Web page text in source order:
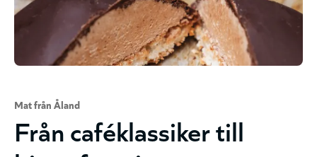
Mat från Åland
Från caféklassiker till